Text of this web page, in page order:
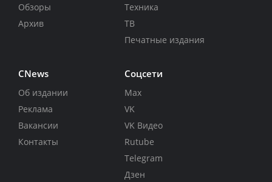
Обзоры
Архив
Техника
ТВ
Печатные издания
CNews
Об издании
Реклама
Вакансии
Контакты
Соцсети
Max
VK
VK Видео
Rutube
Telegram
Дзен